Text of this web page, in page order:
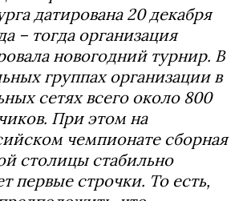
датирована 20 декабря
– тогда организация
новогодний турнир. В
группах организации в
сетях всего около 800
При этом на
чемпионате сборная
столицы стабильно
первые строчки. То есть,